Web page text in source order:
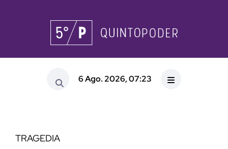
6 Ago. 2026, 07:23
TRAGEDIA